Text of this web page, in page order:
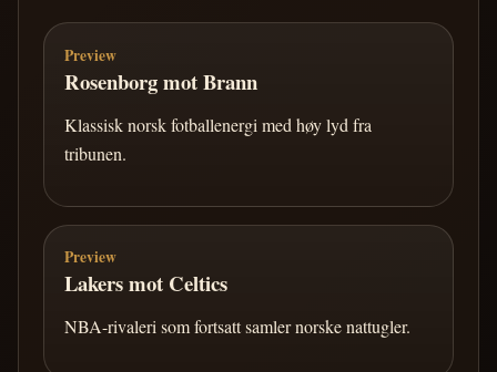
Preview
Rosenborg mot Brann
Klassisk norsk fotballenergi med høy lyd fra
tribunen.
Preview
Lakers mot Celtics
NBA-rivaleri som fortsatt samler norske nattugler.